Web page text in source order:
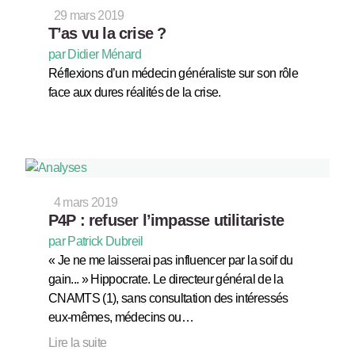
29 mars 2019
T’as vu la crise ?
par Didier Ménard
Réflexions d’un médecin généraliste sur son rôle
face aux dures réalités de la crise.
4 mars 2019
P4P : refuser l’impasse utilitariste
par Patrick Dubreil
« Je ne me laisserai pas influencer par la soif du
gain... » Hippocrate. Le directeur général de la
CNAMTS (1), sans consultation des intéressés
eux-mêmes, médecins ou…
Lire la suite